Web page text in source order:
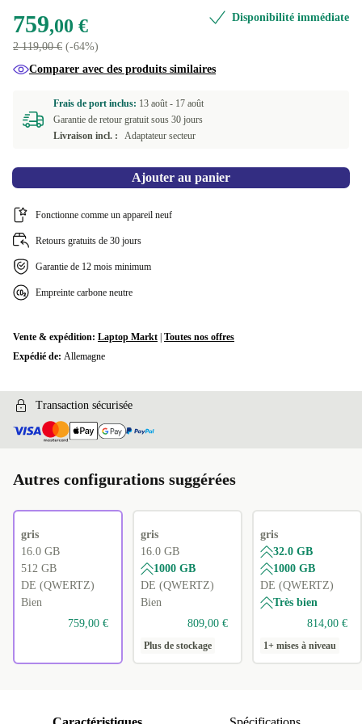
Neuve
759,00 €
2 119,00 € (-64%)
Disponibilité immédiate
Comparer avec des produits similaires
Frais de port inclus: 13 août - 17 août
Garantie de retour gratuit sous 30 jours
Livraison incl. :
Adaptateur secteur
Ajouter au panier
Fonctionne comme un appareil neuf
Retours gratuits de 30 jours
Garantie de 12 mois minimum
Empreinte carbone neutre
Vente & expédition: Laptop Markt Toutes nos offres
Expédié de: Allemagne
Transaction sécurisée
Autres configurations suggérées
gris
16.0 GB
512 GB
DE (QWERTZ)
Bien
759,00 €
gris
16.0 GB
1000 GB
DE (QWERTZ)
Bien
809,00 €
Plus de stockage
gris
32.0 GB
1000 GB
DE (QWERTZ)
Très bien
814,00 €
1+ mises à niveau